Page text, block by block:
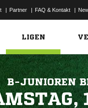
| Partner | FAQ & Kontakt |
LIGEN
B-JUNIOREN